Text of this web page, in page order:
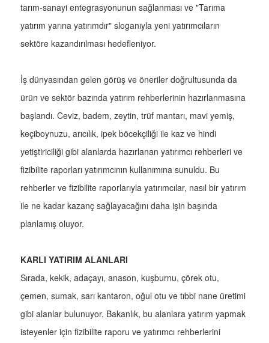
tarım-sanayi entegrasyonunun sağlanması ve "Tarıma
yatırım yarına yatırımdır" sloganıyla yeni yatırımcıların
sektöre kazandırılması hedefleniyor.
İş dünyasından gelen görüş ve öneriler doğrultusunda da
ürün ve sektör bazında yatırım rehberlerinin hazırlanmasına
başlandı. Ceviz, badem, zeytin, trüf mantarı, mavi yemiş,
keçiboynuzu, arıcılık, ipek böcekçiliği ile kaz ve hindi
yetiştiriciliği gibi alanlarda hazırlanan yatırımcı rehberleri ve
fizibilite raporları yatırımcının kullanımına sunuldu. Bu
rehberler ve fizibilite raporlarıyla yatırımcılar, nasıl bir yatırım
ile ne kadar kazanç sağlayacağını daha işin başında
planlamış oluyor.
KARLI YATIRIM ALANLARI
Sırada, kekik, adaçayı, anason, kuşburnu, çörek otu,
çemen, sumak, sarı kantaron, oğul otu ve tıbbi nane üretimi
gibi alanlar bulunuyor. Bakanlık, bu alanlara yatırım yapmak
isteyenler için fizibilite raporu ve yatırımcı rehberlerini